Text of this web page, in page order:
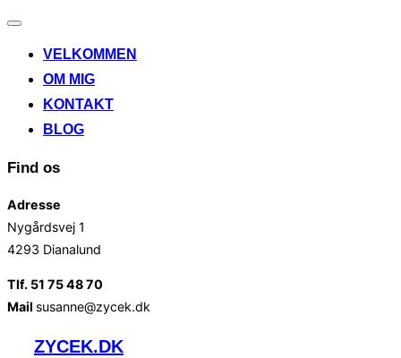
Slå
til/fraVELKOMMEN
OM MIG
KONTAKT
BLOG
Find os
Adresse
Nygårdsvej 1
4293 Dianalund
Tlf. 51 75 48 70
Mail susanne@zycek.dk
VidereZYCEK.DK